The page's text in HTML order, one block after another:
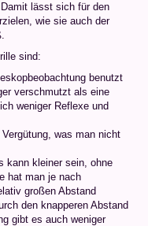
lässt sich für den
wie sie auch der
sind:
benutzt
verschmutzt als eine
weniger Reflexe und
was man nicht
kann kleiner sein, ohne
hat man je nach
großen Abstand
den knapperen Abstand
gibt es auch weniger